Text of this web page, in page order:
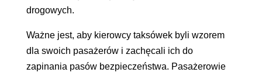
drogowych.
Ważne jest, aby kierowcy taksówek byli wzorem
dla swoich pasażerów i zachęcali ich do
zapinania pasów bezpieczeństwa. Pasażerowie